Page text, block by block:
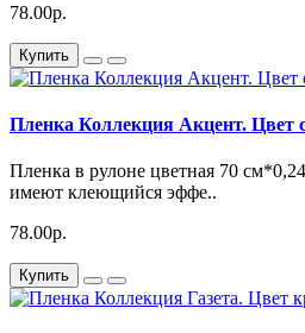
78.00р.
Купить
Пленка Коллекция Акцент. Цвет
Пленка в рулоне цветная 70
имеют клеющийся эффе..
78.00р.
Купить